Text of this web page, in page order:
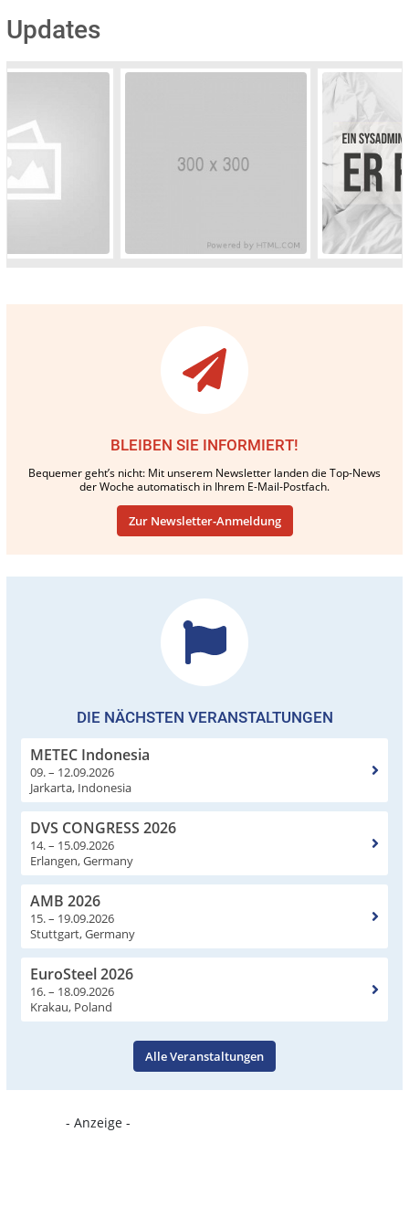
Updates
BLEIBEN SIE INFORMIERT!
Bequemer geht’s nicht: Mit unserem Newsletter landen die Top-News
der Woche automatisch in Ihrem E-Mail-Postfach.
Zur Newsletter-Anmeldung
DIE NÄCHSTEN VERANSTALTUNGEN
METEC Indonesia
09. – 12.09.2026
Jarkarta, Indonesia
DVS CONGRESS 2026
14. – 15.09.2026
Erlangen, Germany
AMB 2026
15. – 19.09.2026
Stuttgart, Germany
EuroSteel 2026
16. – 18.09.2026
Krakau, Poland
Alle Veranstaltungen
- Anzeige -